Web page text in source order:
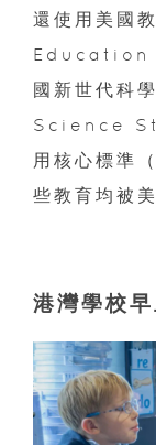
還使用美國
Education
國新世代科
Science
用核心標準
些教育均被
港灣學校